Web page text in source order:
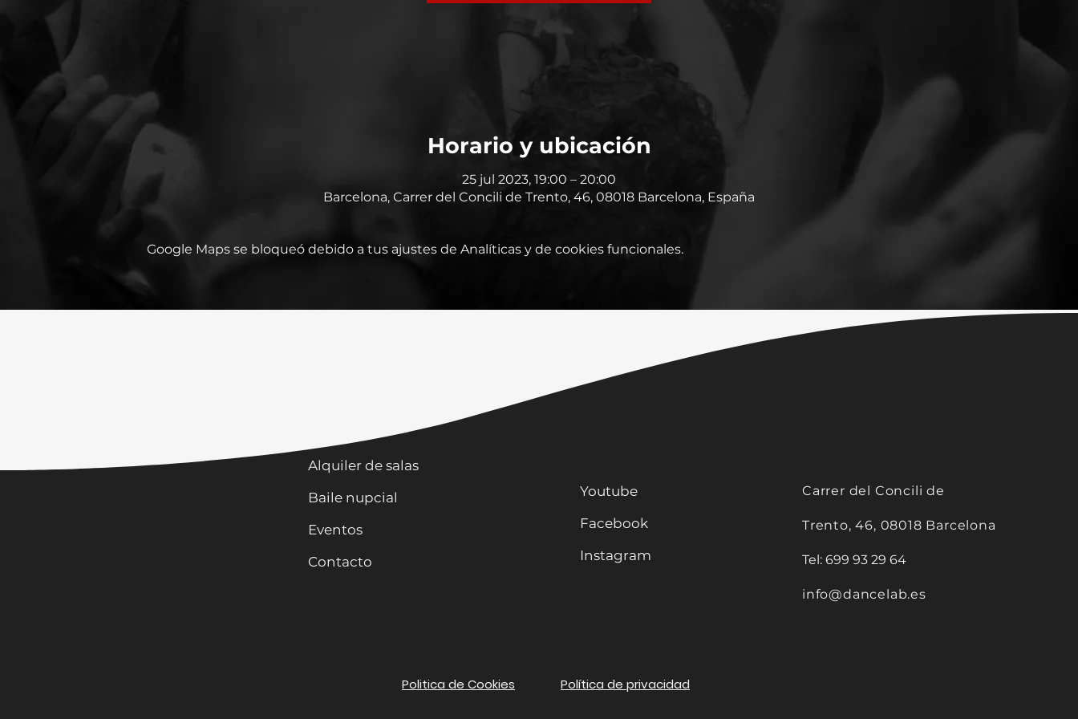
Horario y ubicación
25 jul 2023, 19:00 – 20:00
Barcelona, Carrer del Concili de Trento, 46, 08018 Barcelona, España
Google Maps se bloqueó debido a tus ajustes de Analíticas y de cookies funcionales.
Alquiler de salas
Baile nupcial
Eventos
Contacto
Youtube
Facebook
Instagram
Carrer del Concili de
Trento, 46, 08018 Barcelona
Tel: 699 93 29 64
info@dancelab.es
Politica de Cookies Política de privacidad